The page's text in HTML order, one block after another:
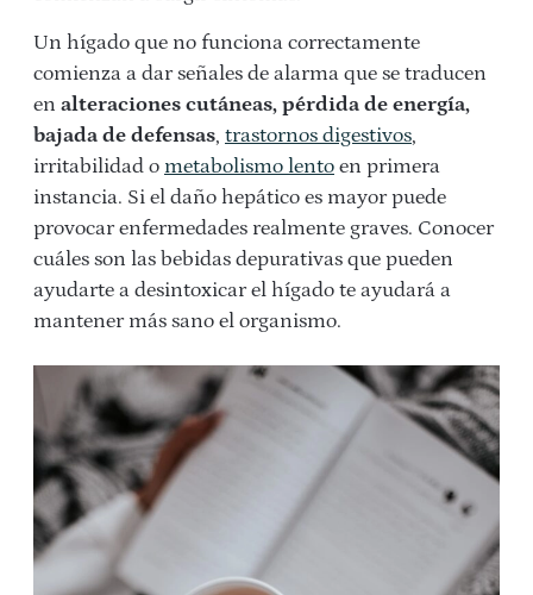
Un hígado que no funciona correctamente
comienza a dar señales de alarma que se traducen
en alteraciones cutáneas, pérdida de energía,
bajada de defensas, trastornos digestivos,
irritabilidad o metabolismo lento en primera
instancia. Si el daño hepático es mayor puede
provocar enfermedades realmente graves. Conocer
cuáles son las bebidas depurativas que pueden
ayudarte a desintoxicar el hígado te ayudará a
mantener más sano el organismo.